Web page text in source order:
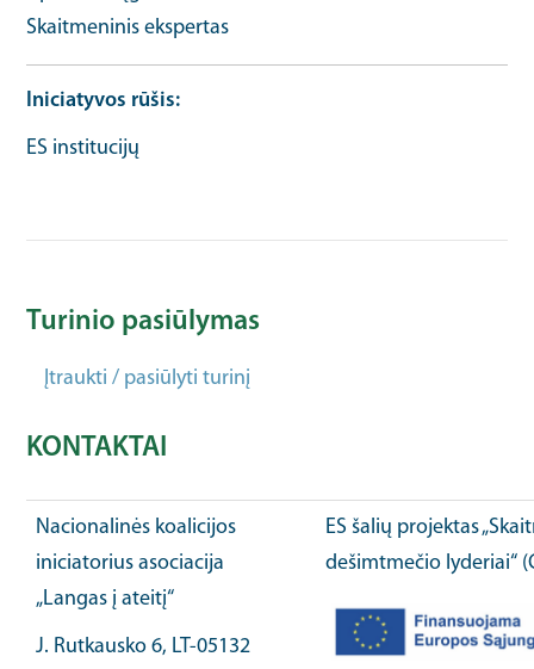
Skaitmeninis ekspertas
Iniciatyvos rūšis
ES institucijų
Turinio pasiūlymas
Įtraukti / pasiūlyti turinį
KONTAKTAI
Nacionalinės koalicijos
iniciatorius asociacija
„Langas į ateitį“
J. Rutkausko 6, LT-05132
ES šalių projektas
dešimtmečio lyderiai“